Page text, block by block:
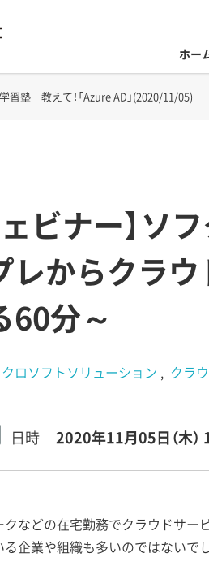
ホー
習塾 教えて！「Azure AD」(2020/11/05)
ェビナー】ソ
レからクラウ
60分～
ロソフトソリューション クラ
日時 2020年11月05日（木）
クなどの在宅勤務でクラウドサー
る企業や組織も多いのではないで